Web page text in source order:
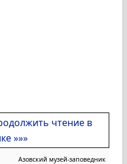
чтение в
»»»
Азовский музей-заповедник